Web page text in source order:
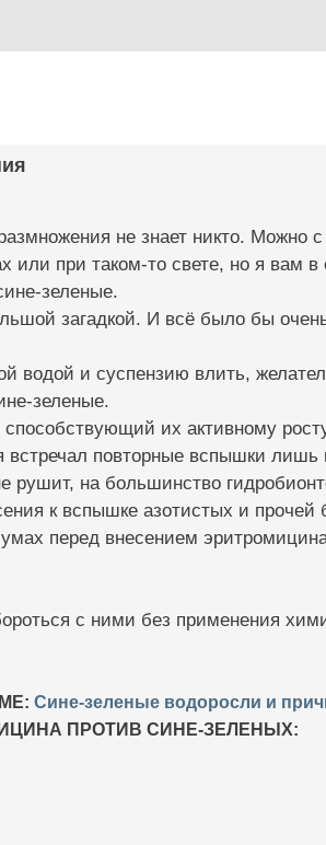
не знает никто. Можно
или при таком-то свете, но я вам в
зеленые.
загадкой. И всё было бы
водой и суспензию влить,
зеленые.
их активному
повторные вспышки лишь
рушит, на большинство
к вспышке азотистых и прочей
перед внесением
с ними без применения
Сине-зеленые водоросли и
ПРОТИВ СИНЕ-ЗЕЛЕНЫХ: